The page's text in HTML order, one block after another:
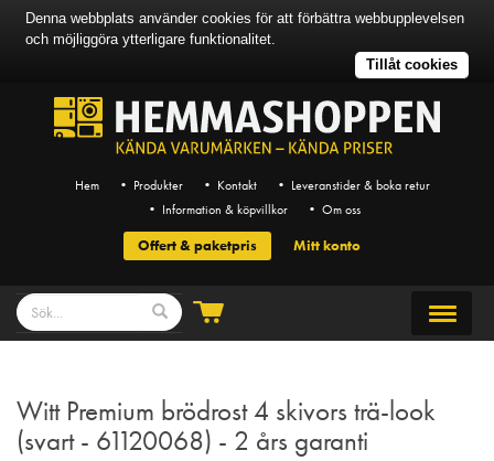
Hem • Produkter • Kontakt
• Leveranstider & boka retur
• Information & köpvillkor
• Om oss
Offert & paketpris Mitt konto
Witt Premium brödrost 4 skivors trä-look
(svart - 61120068) - 2 års garanti
Denna webbplats använder cookies för att förbättra webbupplevelsen
och möjliggöra ytterligare funktionalitet.
Tillåt cookies